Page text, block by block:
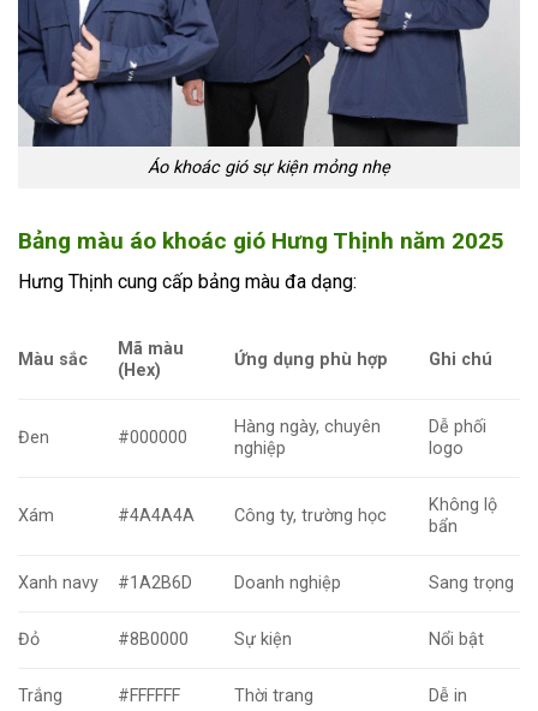
Áo khoác gió sự kiện mỏng nhẹ
Bảng màu áo khoác gió Hưng Thịnh năm 2025
Hưng Thịnh cung cấp bảng màu đa dạng:
Màu sắc
Mã màu
(Hex)
Ứng dụng phù hợp Ghi chú
Đen #000000
Hàng ngày, chuyên
nghiệp
Dễ phối
logo
Xám #4A4A4A Công ty, trường học
Không lộ
bẩn
Xanh navy #1A2B6D Doanh nghiệp Sang trọng
Đỏ #8B0000 Sự kiện Nổi bật
Trắng #FFFFFF Thời trang Dễ in